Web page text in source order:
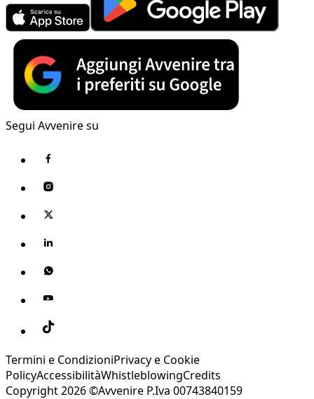
Segui Avvenire su
Termini e CondizioniPrivacy e Cookie
PolicyAccessibilitàWhistleblowingCredits
Copyright 2026 ©Avvenire P.Iva 00743840159